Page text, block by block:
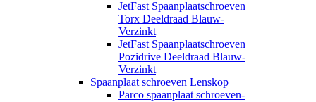
JetFast Spaanplaatschroeven
Torx Deeldraad Blauw-
Verzinkt
JetFast Spaanplaatschroeven
Pozidrive Deeldraad Blauw-
Verzinkt
Spaanplaat schroeven Lenskop
Parco spaanplaat schroeven-